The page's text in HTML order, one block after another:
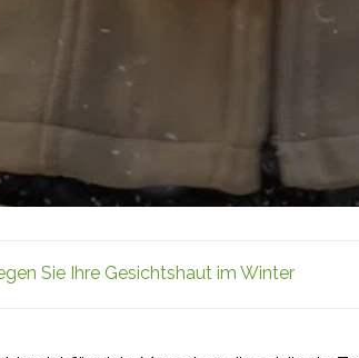
Sie Ihre Gesichtshaut im Winter